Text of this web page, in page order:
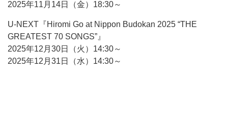
2025年11月14日（金）18:30～
U-NEXT『Hiromi Go at Nippon Budokan 2025 “THE
GREATEST 70 SONGS”』
2025年12月30日（火）14:30～
2025年12月31日（水）14:30～